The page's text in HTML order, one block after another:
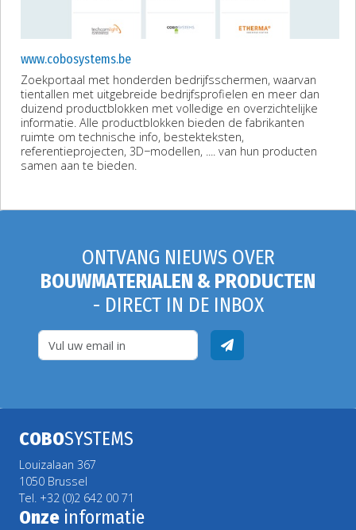
www.cobosystems.be
Zoekportaal met honderden bedrijfsschermen, waarvan
tientallen met uitgebreide bedrijfsprofielen en meer dan
duizend productblokken met volledige en overzichtelijke
informatie. Alle productblokken bieden de fabrikanten
ruimte om technische info, bestekteksten,
referentieprojecten, 3D−modellen, .... van hun producten
samen aan te bieden.
ONTVANG NIEUWS OVER
BOUWMATERIALEN & PRODUCTEN
- DIRECT IN DE INBOX
COBOSYSTEMS
Louizalaan 367
1050 Brussel
Tel. +32 (0)2 642 00 71
Onze informatie